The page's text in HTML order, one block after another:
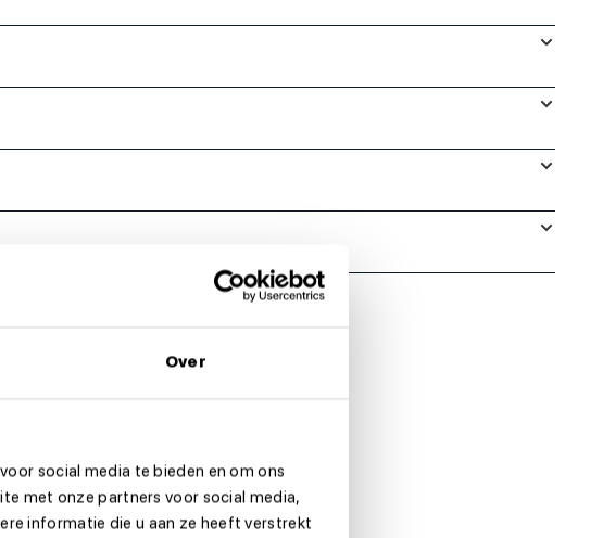
Over
social media te bieden en om ons
met onze partners voor social media,
informatie die u aan ze heeft verstrekt